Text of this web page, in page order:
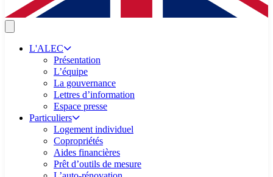
L'ALEC
Présentation
L’équipe
La gouvernance
Lettres d’information
Espace presse
Particuliers
Logement individuel
Copropriétés
Aides financières
Prêt d’outils de mesure